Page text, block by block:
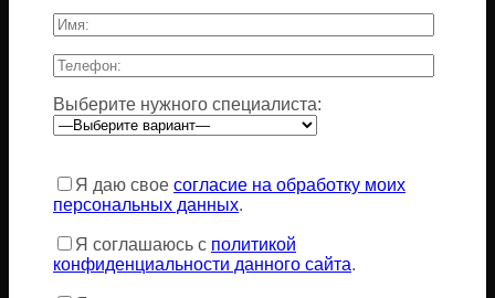
Выберите нужного специалиста:
это
поле
Я даю свое согласие на обработку моих
персональных данных.
Я соглашаюсь с политикой
конфиденциальности данного сайта.